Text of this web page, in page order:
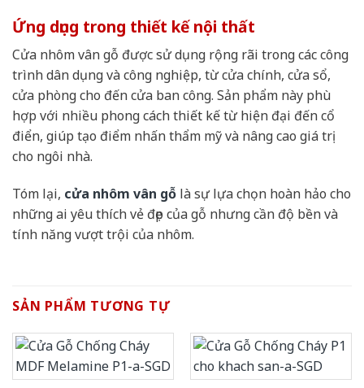
Ứng dụng trong thiết kế nội thất
Cửa nhôm vân gỗ được sử dụng rộng rãi trong các công
trình dân dụng và công nghiệp, từ cửa chính, cửa sổ,
cửa phòng cho đến cửa ban công. Sản phẩm này phù
hợp với nhiều phong cách thiết kế từ hiện đại đến cổ
điển, giúp tạo điểm nhấn thẩm mỹ và nâng cao giá trị
cho ngôi nhà.
Tóm lại, cửa nhôm vân gỗ là sự lựa chọn hoàn hảo cho
những ai yêu thích vẻ đẹp của gỗ nhưng cần độ bền và
tính năng vượt trội của nhôm.
SẢN PHẨM TƯƠNG TỰ